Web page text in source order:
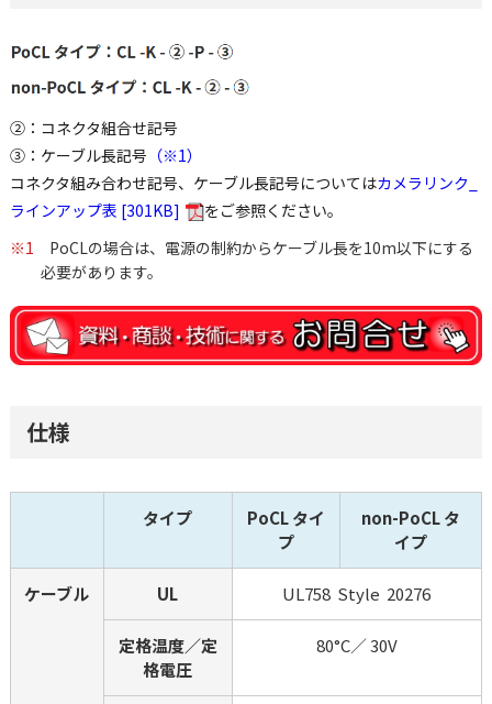
②：コネクタ組合せ記号
③：ケーブル長記号 （※1）
コネクタ組み合わせ記号、ケーブル長記号についてはカメラリンク_
ラインアップ表 [301KB]
をご参照ください。
※1 PoCLの場合は、電源の制約からケーブル長を10m以下にする
必要があります。
仕様
タイプ
PoCL タイ
プ
non-PoCL タ
イプ
ケーブル UL UL758  Style  20276
定格温度／定
格電圧
80°C／ 30V